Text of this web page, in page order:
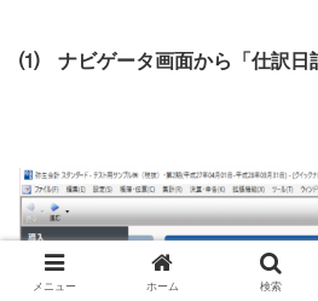
⑴ ナビゲータ画面から「仕訳日
メニュー ホーム 検索